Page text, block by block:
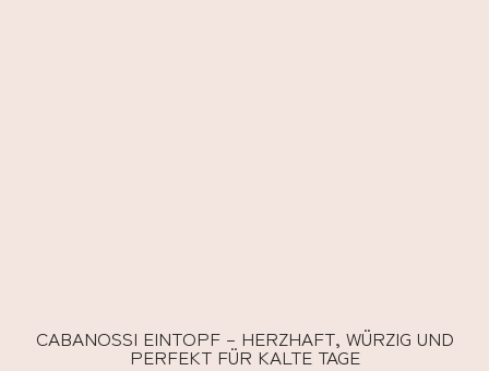
CABANOSSI EINTOPF – HERZHAFT, WÜRZIG UND
PERFEKT FÜR KALTE TAGE